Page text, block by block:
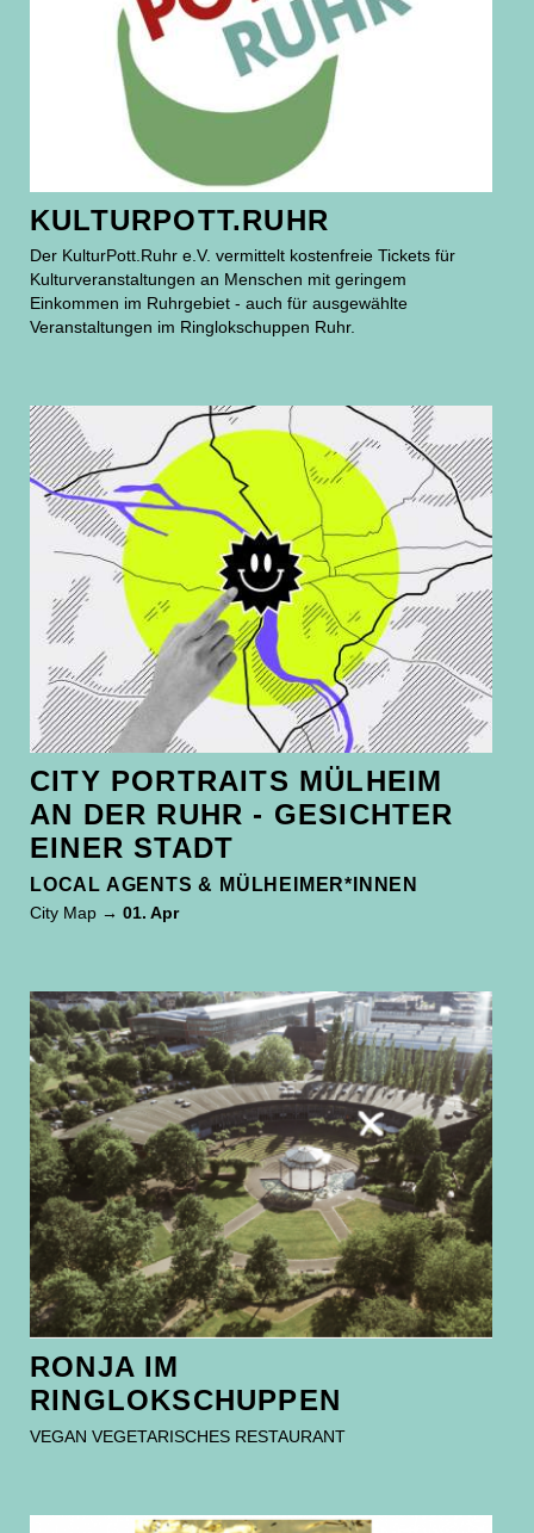
KULTURPOTT.RUHR
Der KulturPott.Ruhr e.V. vermittelt kostenfreie Tickets für
Kulturveranstaltungen an Menschen mit geringem
Einkommen im Ruhrgebiet - auch für ausgewählte
Veranstaltungen im Ringlokschuppen Ruhr.
CITY PORTRAITS MÜLHEIM
AN DER RUHR - GESICHTER
EINER STADT
LOCAL AGENTS & MÜLHEIMER*INNEN
City Map → 01. Apr
RONJA IM
RINGLOKSCHUPPEN
VEGAN VEGETARISCHES RESTAURANT